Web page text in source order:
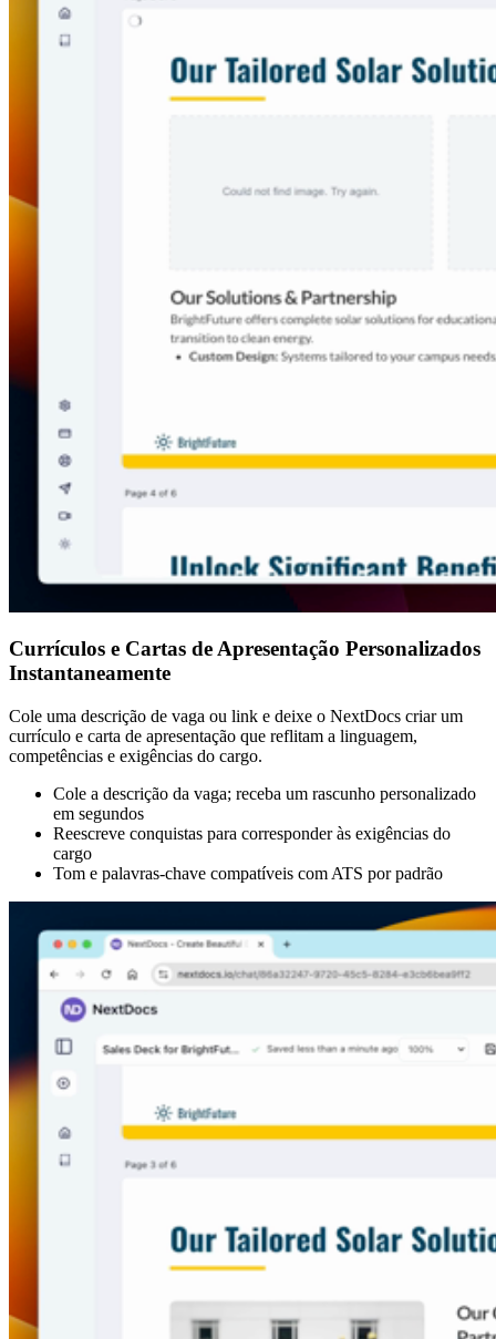
Currículos e Cartas de Apresentação Personalizados
Instantaneamente
Cole uma descrição de vaga ou link e deixe o NextDocs criar um
currículo e carta de apresentação que reflitam a linguagem,
competências e exigências do cargo.
Cole a descrição da vaga; receba um rascunho personalizado
em segundos
Reescreve conquistas para corresponder às exigências do
cargo
Tom e palavras-chave compatíveis com ATS por padrão